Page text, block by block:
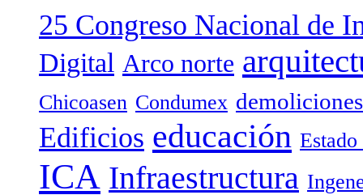
25 Congreso Nacional de
Digital Arco norte
Chicoasen Condumex demoliciones
Edificios educación
ICA Infraestructura